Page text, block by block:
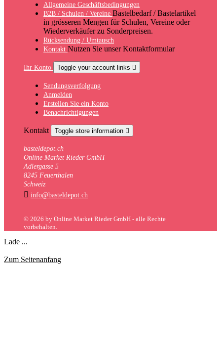
Allgemeine Geschäftsbedingungen
B2B / Schulen / Vereine Bastelbedarf / Bastelartikel
in grösseren Mengen für Schulen, Vereine oder
Wiederverkäufer zu Sonderpreisen.
Rücksendung / Umtausch
Kontakt Nutzen Sie unser Kontaktformular
Ihr Konto Toggle your account links 
Sendungsverfolgung
Anmelden
Erstellen Sie ein Konto
Benachrichtigungen
Kontakt Toggle store information 
basteldepot.ch
Online Market Rieder GmbH
Adlergasse 5
8245 Feuerthalen
Schweiz
 info@basteldepot.ch
© 2026 by Online Market Rieder GmbH - alle Rechte
vorbehalten.
Lade ...
Zum Seitenanfang